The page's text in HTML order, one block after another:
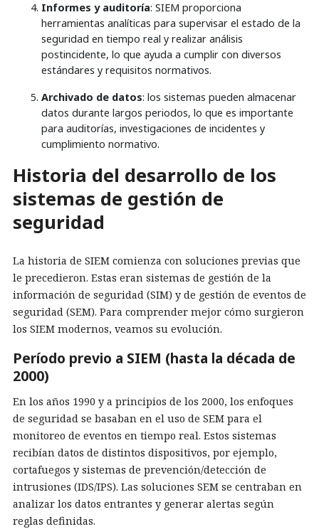
Informes y auditoría: SIEM proporciona
herramientas analíticas para supervisar el estado de la
seguridad en tiempo real y realizar análisis
postincidente, lo que ayuda a cumplir con diversos
estándares y requisitos normativos.
Archivado de datos: los sistemas pueden almacenar
datos durante largos periodos, lo que es importante
para auditorías, investigaciones de incidentes y
cumplimiento normativo.
Historia del desarrollo de los
sistemas de gestión de
seguridad
La historia de SIEM comienza con soluciones previas que
le precedieron. Estas eran sistemas de gestión de la
información de seguridad (SIM) y de gestión de eventos de
seguridad (SEM). Para comprender mejor cómo surgieron
los SIEM modernos, veamos su evolución.
Período previo a SIEM (hasta la década de
2000)
En los años 1990 y a principios de los 2000, los enfoques
de seguridad se basaban en el uso de SEM para el
monitoreo de eventos en tiempo real. Estos sistemas
recibían datos de distintos dispositivos, por ejemplo,
cortafuegos y sistemas de prevención/detección de
intrusiones (IDS/IPS). Las soluciones SEM se centraban en
analizar los datos entrantes y generar alertas según
reglas definidas.